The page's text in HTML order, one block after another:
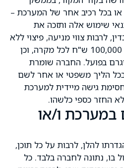
בכל רכיב אחר של המערכת –
שימוש אלה ותזכה את
לרבות צווי מניעה, פיצוי ללא
הוכחת נזק עד לסכום של 100,000 ש"ח לכל מקרה, וכן
בפועל. החברה שומרת
הליך משפטי או אחר לשם
גישה מיידית למערכת
החזר כספי כלשהו.
במערכת ו/או
להלן, לרבות על כל תוכן,
בו, נתונה לחברה בלבד. כל